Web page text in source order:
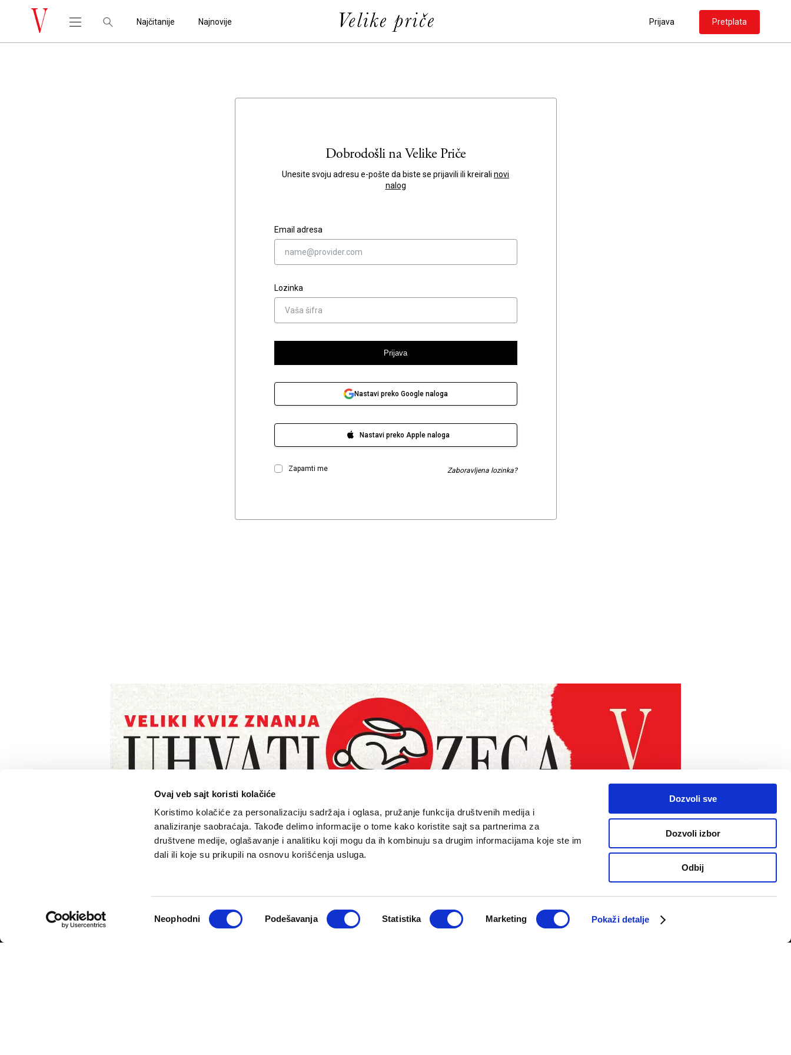
Ovaj veb sajt koristi kolačiće
Koristimo kolačiće za personalizaciju sadržaja i oglasa, pružanje funkcija društvenih medija i
analiziranje saobraćaja. Takođe delimo informacije o tome kako koristite sajt sa partnerima za
društvene medije, oglašavanje i analitiku koji mogu da ih kombinuju sa drugim informacijama koje ste im
dali ili koje su prikupili na osnovu korišćenja usluga.
сагласности
Neophodni Podešavanja Statistika Marketing Pokaži detalje
Dozvoli sve
Dozvoli izbor
Odbij
Najčitanije Najnovije Prijava Pretplata
Dobrodošli naVelike Priče
Unesite svoju adresu e-pošte da biste se prijavili ili kreirali novi
nalog
Email adresa
Lozinka
Prijava
Nastavi preko Google naloga
Nastavi preko Apple naloga
Zapamti me Zaboravljena lozinka?
Sport
Psihologija
Pantelićev Georeport
Faktor 50+
Rosić i drugovi
Impresum
Marketing
Kontakt
Pretplati se
Pokloni prijatelju
Newsletter